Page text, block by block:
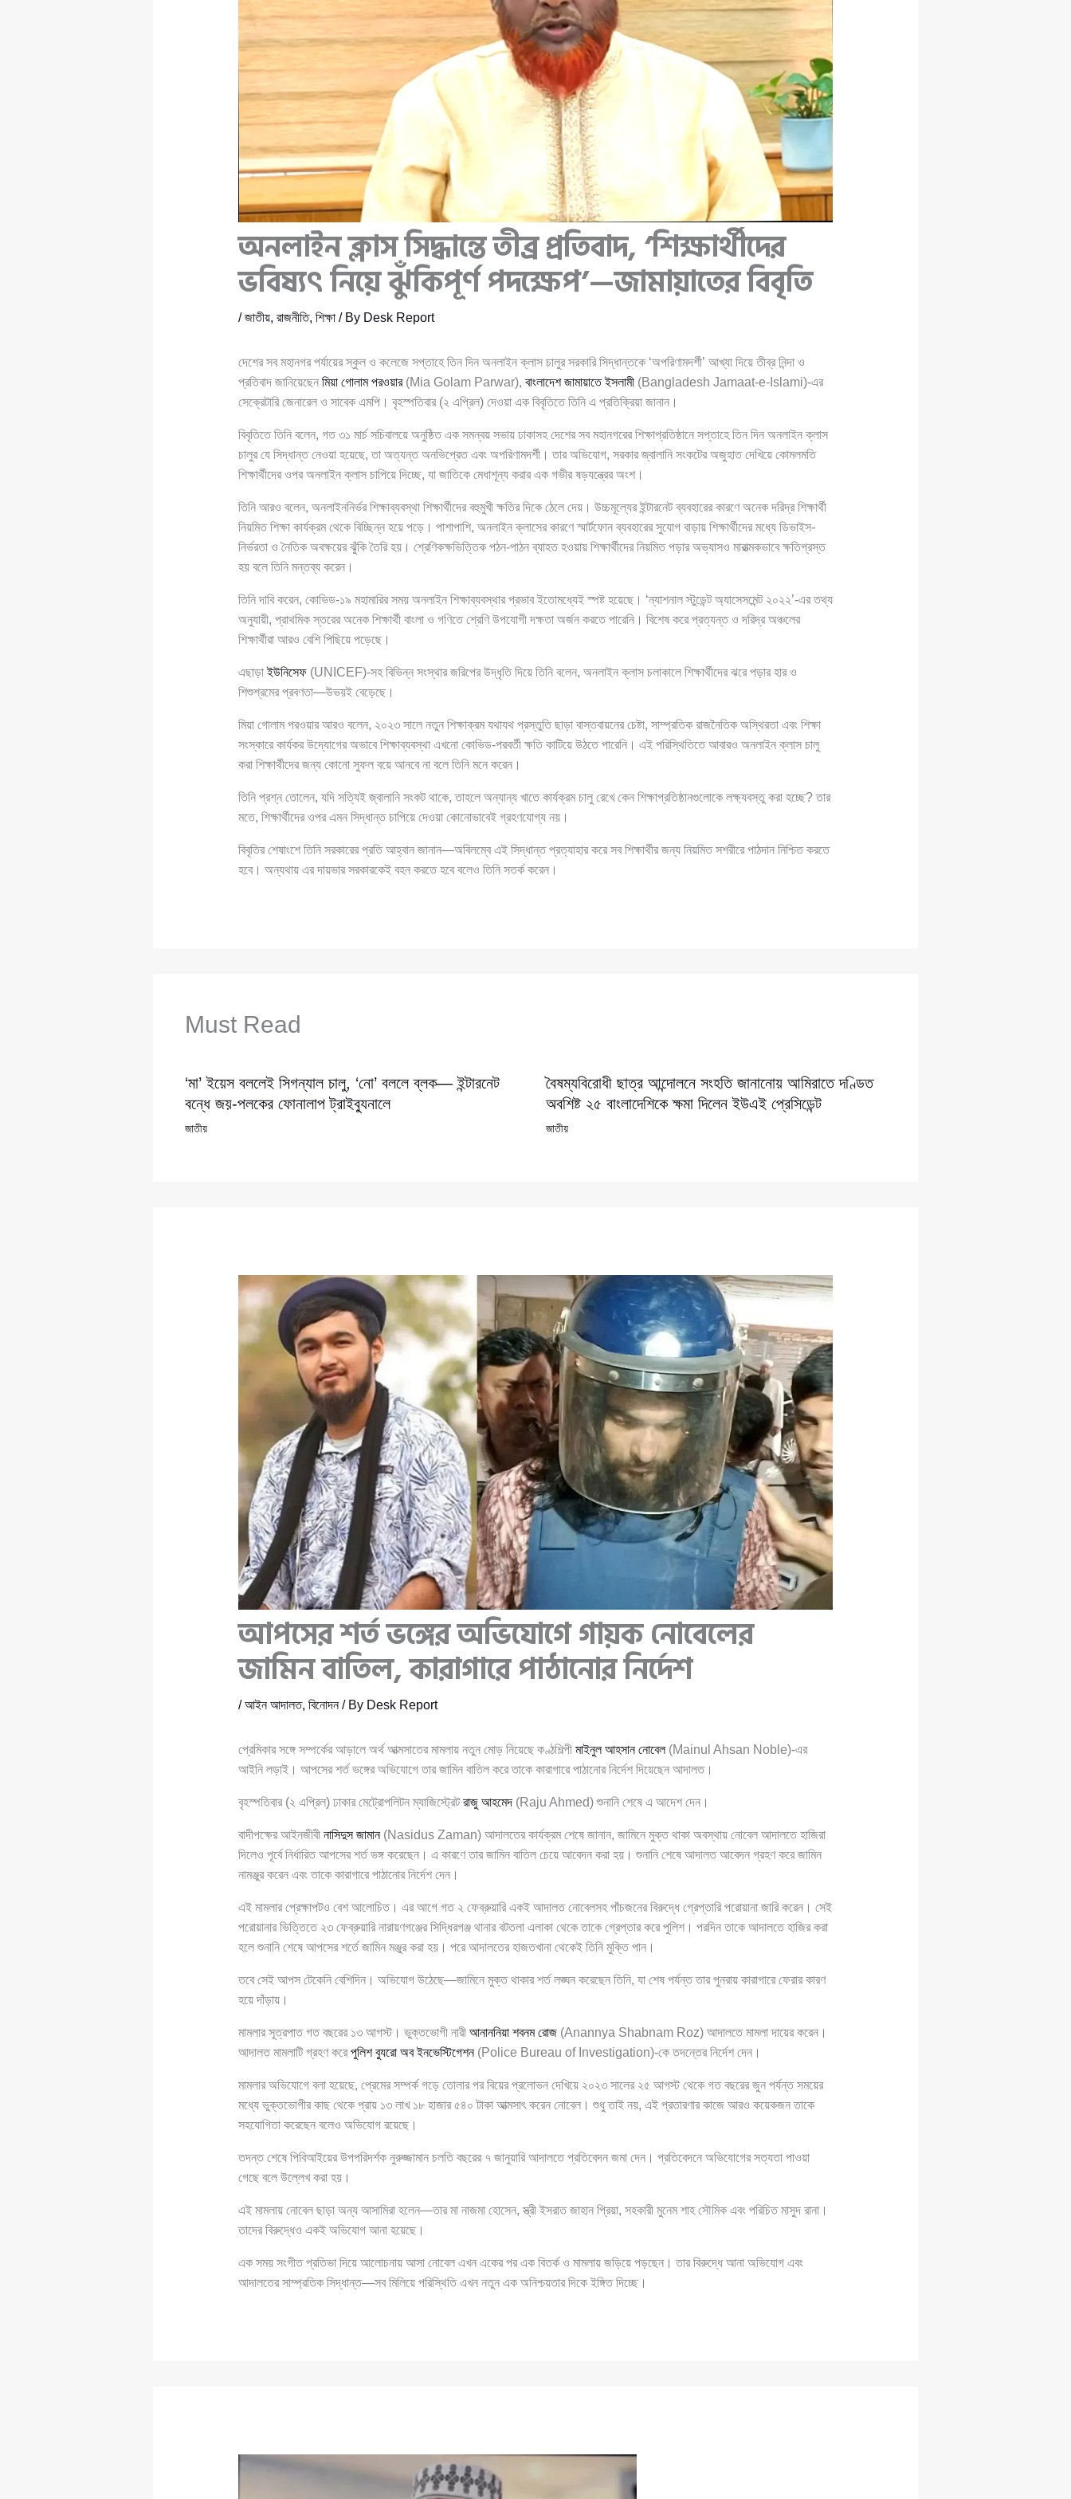
অনলাইন ক্লাস সিদ্ধান্তে তীব্র প্রতিবাদ, ‘শিক্ষার্থীদের
ভবিষ্যৎ নিয়ে ঝুঁকিপূর্ণ পদক্ষেপ’—জামায়াতের বিবৃতি
/জাতীয়, রাজনীতি, শিক্ষা/ By Desk Report
দেশের সব মহানগর পর্যায়ের স্কুল ও কলেজে সপ্তাহে তিন দিন অনলাইন ক্লাস চালুর সরকারি সিদ্ধান্তকে ‘অপরিণামদর্শী’ আখ্যা দিয়ে তীব্র নিন্দা ও
প্রতিবাদ জানিয়েছেন মিয়া গোলাম পরওয়ার(Mia Golam Parwar), বাংলাদেশ জামায়াতে ইসলামী(Bangladesh Jamaat-e-Islami)-এর
সেক্রেটারি জেনারেল ও সাবেক এমপি। বৃহস্পতিবার (২ এপ্রিল) দেওয়া এক বিবৃতিতে তিনি এ প্রতিক্রিয়া জানান।
বিবৃতিতে তিনি বলেন, গত ৩১ মার্চ সচিবালয়ে অনুষ্ঠিত এক সমন্বয় সভায় ঢাকাসহ দেশের সব মহানগরের শিক্ষাপ্রতিষ্ঠানে সপ্তাহে তিন দিন অনলাইন ক্লাস
চালুর যে সিদ্ধান্ত নেওয়া হয়েছে, তা অত্যন্ত অনভিপ্রেত এবং অপরিণামদর্শী। তার অভিযোগ, সরকার জ্বালানি সংকটের অজুহাত দেখিয়ে কোমলমতি
শিক্ষার্থীদের ওপর অনলাইন ক্লাস চাপিয়ে দিচ্ছে, যা জাতিকে মেধাশূন্য করার এক গভীর ষড়যন্ত্রের অংশ।
তিনি আরও বলেন, অনলাইননির্ভর শিক্ষাব্যবস্থা শিক্ষার্থীদের বহুমুখী ক্ষতির দিকে ঠেলে দেয়। উচ্চমূল্যের ইন্টারনেট ব্যবহারের কারণে অনেক দরিদ্র শিক্ষার্থী
নিয়মিত শিক্ষা কার্যক্রম থেকে বিচ্ছিন্ন হয়ে পড়ে। পাশাপাশি, অনলাইন ক্লাসের কারণে স্মার্টফোন ব্যবহারের সুযোগ বাড়ায় শিক্ষার্থীদের মধ্যে ডিভাইস-
নির্ভরতা ও নৈতিক অবক্ষয়ের ঝুঁকি তৈরি হয়। শ্রেণিকক্ষভিত্তিক পঠন-পাঠন ব্যাহত হওয়ায় শিক্ষার্থীদের নিয়মিত পড়ার অভ্যাসও মারাত্মকভাবে ক্ষতিগ্রস্ত
হয় বলে তিনি মন্তব্য করেন।
তিনি দাবি করেন, কোভিড-১৯ মহামারির সময় অনলাইন শিক্ষাব্যবস্থার প্রভাব ইতোমধ্যেই স্পষ্ট হয়েছে। ‘ন্যাশনাল স্টুডেন্ট অ্যাসেসমেন্ট ২০২২’-এর তথ্য
অনুযায়ী, প্রাথমিক স্তরের অনেক শিক্ষার্থী বাংলা ও গণিতে শ্রেণি উপযোগী দক্ষতা অর্জন করতে পারেনি। বিশেষ করে প্রত্যন্ত ও দরিদ্র অঞ্চলের
শিক্ষার্থীরা আরও বেশি পিছিয়ে পড়েছে।
এছাড়াইউনিসেফ(UNICEF)-সহ বিভিন্ন সংস্থার জরিপের উদ্ধৃতি দিয়ে তিনি বলেন, অনলাইন ক্লাস চলাকালে শিক্ষার্থীদের ঝরে পড়ার হার ও
শিশুশ্রমের প্রবণতা—উভয়ই বেড়েছে।
মিয়া গোলাম পরওয়ার আরও বলেন, ২০২৩ সালে নতুন শিক্ষাক্রম যথাযথ প্রস্তুতি ছাড়া বাস্তবায়নের চেষ্টা, সাম্প্রতিক রাজনৈতিক অস্থিরতা এবং শিক্ষা
সংস্কারে কার্যকর উদ্যোগের অভাবে শিক্ষাব্যবস্থা এখনো কোভিড-পরবর্তী ক্ষতি কাটিয়ে উঠতে পারেনি। এই পরিস্থিতিতে আবারও অনলাইন ক্লাস চালু
করা শিক্ষার্থীদের জন্য কোনো সুফল বয়ে আনবে না বলে তিনি মনে করেন।
তিনি প্রশ্ন তোলেন, যদি সত্যিই জ্বালানি সংকট থাকে, তাহলে অন্যান্য খাতে কার্যক্রম চালু রেখে কেন শিক্ষাপ্রতিষ্ঠানগুলোকে লক্ষ্যবস্তু করা হচ্ছে? তার
মতে, শিক্ষার্থীদের ওপর এমন সিদ্ধান্ত চাপিয়ে দেওয়া কোনোভাবেই গ্রহণযোগ্য নয়।
বিবৃতির শেষাংশে তিনি সরকারের প্রতি আহ্বান জানান—অবিলম্বে এই সিদ্ধান্ত প্রত্যাহার করে সব শিক্ষার্থীর জন্য নিয়মিত সশরীরে পাঠদান নিশ্চিত করতে
হবে। অন্যথায় এর দায়ভার সরকারকেই বহন করতে হবে বলেও তিনি সতর্ক করেন।
Must Read
‘মা’ ইয়েস বললেই সিগন্যাল চালু, ‘নো’ বললে ব্লক— ইন্টারনেট
বন্ধে জয়-পলকের ফোনালাপ ট্রাইব্যুনালে
জাতীয়
বৈষম্যবিরোধী ছাত্র আন্দোলনে সংহতি জানানোয় আমিরাতে দণ্ডিত
অবশিষ্ট ২৫ বাংলাদেশিকে ক্ষমা দিলেন ইউএই প্রেসিডেন্ট
জাতীয়
আপসের শর্ত ভঙ্গের অভিযোগে গায়ক নোবেলের
জামিন বাতিল, কারাগারে পাঠানোর নির্দেশ
/আইন আদালত, বিনোদন/ By Desk Report
প্রেমিকার সঙ্গে সম্পর্কের আড়ালে অর্থ আত্মসাতের মামলায় নতুন মোড় নিয়েছে কণ্ঠশিল্পী মাইনুল আহসান নোবেল(Mainul Ahsan Noble)-এর
আইনি লড়াই। আপসের শর্ত ভঙ্গের অভিযোগে তার জামিন বাতিল করে তাকে কারাগারে পাঠানোর নির্দেশ দিয়েছেন আদালত।
বৃহস্পতিবার (২ এপ্রিল) ঢাকার মেট্রোপলিটন ম্যাজিস্ট্রেটরাজু আহমেদ(Raju Ahmed) শুনানি শেষে এ আদেশ দেন।
বাদীপক্ষের আইনজীবী নাসিদুস জামান(Nasidus Zaman) আদালতের কার্যক্রম শেষে জানান, জামিনে মুক্ত থাকা অবস্থায় নোবেল আদালতে হাজিরা
দিলেও পূর্বে নির্ধারিত আপসের শর্ত ভঙ্গ করেছেন। এ কারণে তার জামিন বাতিল চেয়ে আবেদন করা হয়। শুনানি শেষে আদালত আবেদন গ্রহণ করে জামিন
নামঞ্জুর করেন এবং তাকে কারাগারে পাঠানোর নির্দেশ দেন।
এই মামলার প্রেক্ষাপটও বেশ আলোচিত। এর আগে গত ২ ফেব্রুয়ারি একই আদালত নোবেলসহ পাঁচজনের বিরুদ্ধে গ্রেপ্তারি পরোয়ানা জারি করেন। সেই
পরোয়ানার ভিত্তিতে ২৩ ফেব্রুয়ারি নারায়ণগঞ্জের সিদ্ধিরগঞ্জ থানার বটতলা এলাকা থেকে তাকে গ্রেপ্তার করে পুলিশ। পরদিন তাকে আদালতে হাজির করা
হলে শুনানি শেষে আপসের শর্তে জামিন মঞ্জুর করা হয়। পরে আদালতের হাজতখানা থেকেই তিনি মুক্তি পান।
তবে সেই আপস টেকেনি বেশিদিন। অভিযোগ উঠেছে—জামিনে মুক্ত থাকার শর্ত লঙ্ঘন করেছেন তিনি, যা শেষ পর্যন্ত তার পুনরায় কারাগারে ফেরার কারণ
হয়ে দাঁড়ায়।
মামলার সূত্রপাত গত বছরের ১৩ আগস্ট। ভুক্তভোগী নারী আনাননিয়া শবনম রোজ(Anannya Shabnam Roz) আদালতে মামলা দায়ের করেন।
আদালত মামলাটি গ্রহণ করেপুলিশ ব্যুরো অব ইনভেস্টিগেশন(Police Bureau of Investigation)-কে তদন্তের নির্দেশ দেন।
মামলার অভিযোগে বলা হয়েছে, প্রেমের সম্পর্ক গড়ে তোলার পর বিয়ের প্রলোভন দেখিয়ে ২০২৩ সালের ২৫ আগস্ট থেকে গত বছরের জুন পর্যন্ত সময়ের
মধ্যে ভুক্তভোগীর কাছ থেকে প্রায় ১৩ লাখ ১৮ হাজার ৫৪০ টাকা আত্মসাৎ করেন নোবেল। শুধু তাই নয়, এই প্রতারণার কাজে আরও কয়েকজন তাকে
সহযোগিতা করেছেন বলেও অভিযোগ রয়েছে।
তদন্ত শেষে পিবিআইয়ের উপপরিদর্শক নুরুজ্জামান চলতি বছরের ৭ জানুয়ারি আদালতে প্রতিবেদন জমা দেন। প্রতিবেদনে অভিযোগের সত্যতা পাওয়া
গেছে বলে উল্লেখ করা হয়।
এই মামলায় নোবেল ছাড়া অন্য আসামিরা হলেন—তার মা নাজমা হোসেন, স্ত্রী ইসরাত জাহান প্রিয়া, সহকারী মুনেম শাহ সৌমিক এবং পরিচিত মাসুদ রানা।
তাদের বিরুদ্ধেও একই অভিযোগ আনা হয়েছে।
এক সময় সংগীত প্রতিভা দিয়ে আলোচনায় আসা নোবেল এখন একের পর এক বিতর্ক ও মামলায় জড়িয়ে পড়ছেন। তার বিরুদ্ধে আনা অভিযোগ এবং
আদালতের সাম্প্রতিক সিদ্ধান্ত—সব মিলিয়ে পরিস্থিতি এখন নতুন এক অনিশ্চয়তার দিকে ইঙ্গিত দিচ্ছে।